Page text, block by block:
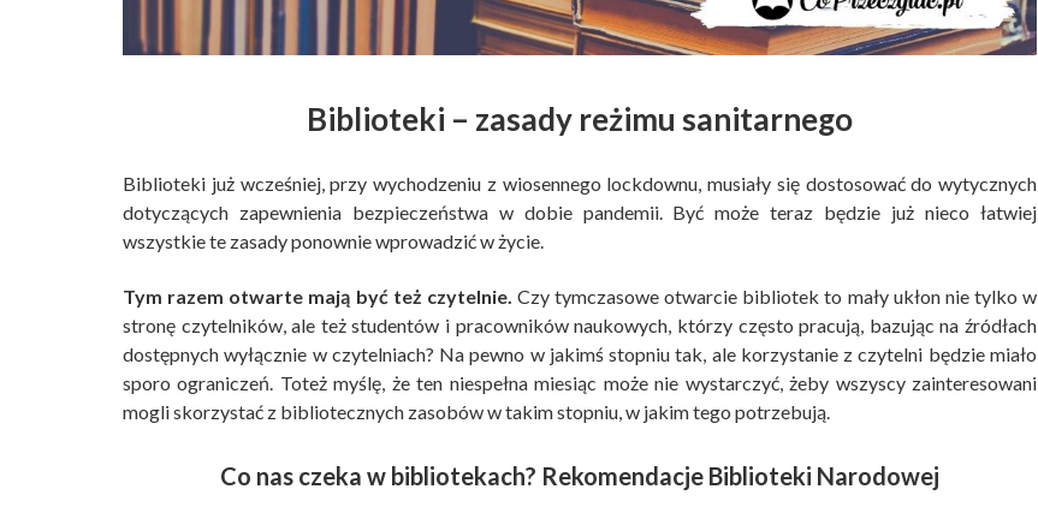
Biblioteki – zasady reżimu sanitarnego
Biblioteki już wcześniej, przy wychodzeniu z wiosennego lockdownu, musiały się dostosować do wytycznych
dotyczących zapewnienia bezpieczeństwa w dobie pandemii. Być może teraz będzie już nieco łatwiej
wszystkie te zasady ponownie wprowadzić w życie.
Tym razem otwarte mają być też czytelnie. Czy tymczasowe otwarcie bibliotek to mały ukłon nie tylko w
stronę czytelników, ale też studentów i pracowników naukowych, którzy często pracują, bazując na źródłach
dostępnych wyłącznie w czytelniach? Na pewno w jakimś stopniu tak, ale korzystanie z czytelni będzie miało
sporo ograniczeń. Toteż myślę, że ten niespełna miesiąc może nie wystarczyć, żeby wszyscy zainteresowani
mogli skorzystać z bibliotecznych zasobów w takim stopniu, w jakim tego potrzebują.
Co nas czeka w bibliotekach? Rekomendacje Biblioteki Narodowej